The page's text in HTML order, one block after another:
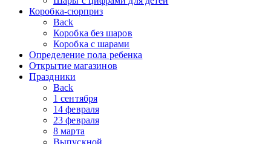
Коробка-сюрприз
Back
Коробка без шаров
Коробка с шарами
Определение пола ребенка
Открытие магазинов
Праздники
Back
1 сентября
14 февраля
23 февраля
8 марта
Выпускной